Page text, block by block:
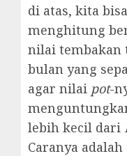
di atas, kita bisa
menghitung
nilai tembakan
bulan yang
agar nilai pot-
lebih kecil dari
Caranya